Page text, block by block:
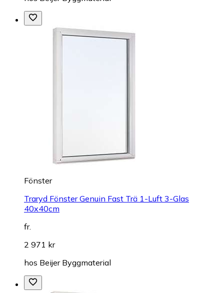
Fönster
Traryd Fönster Genuin Fast Trä 1-Luft 3-Glas
40x40cm
fr.
2 971 kr
hos Beijer Byggmaterial